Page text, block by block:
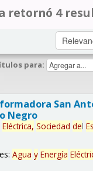
retornó 4
para:
San
Negro
Eléctrica, Sociedad del
Agua y Energía